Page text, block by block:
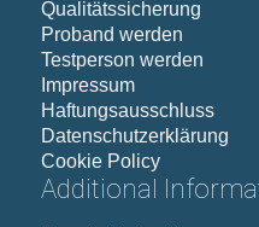
Qualitätssicherung
Proband werden
Testperson werden
Impressum
Haftungsausschluss
Datenschutzerklärung
Cookie Policy
Additional